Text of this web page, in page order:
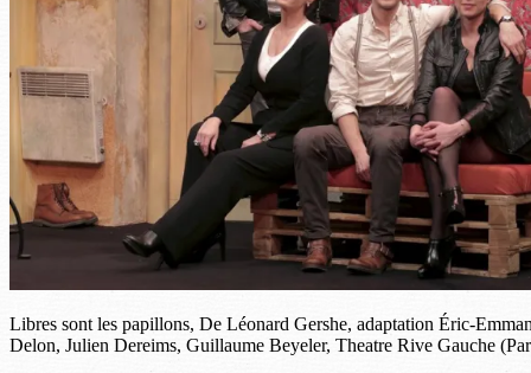
Libres sont les papillons, De Léonard Gershe, adaptation Éric-
Delon, Julien Dereims, Guillaume Beyeler, Theatre Rive Gauche